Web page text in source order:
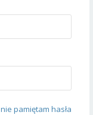
nie pamiętam hasła